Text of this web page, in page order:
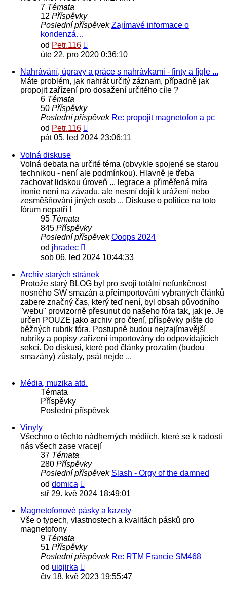
7 Témata
12 Příspěvky
Poslední příspěvek Zajímavé informace o
kondenzá…
od Petr.116
poslední
úte 22. pro 2020 0:36:10
Nahrávání, úpravy a práce s nahrávkami - finty a fígle ...
Máte problém, jak nahrát určitý záznam, případně jak
propojit zařízení pro dosažení určitého cíle ?
6 Témata
50 Příspěvky
Poslední příspěvek Re: propojit magnetofon a pc
od Petr.116
poslední
pát 05. led 2024 23:06:11
Volná diskuse
Volná debata na určité téma (obvykle spojené se starou
technikou - není ale podmínkou). Hlavně je třeba
zachovat lidskou úroveň ... legrace a přiměřená míra
ironie není na závadu, ale nesmí dojít k urážení nebo
zesměšňování jiných osob ... Diskuse o politice na toto
fórum nepatří !
95 Témata
845 Příspěvky
Poslední příspěvek Ooops 2024
od jhradec
poslední
sob 06. led 2024 10:44:33
Archiv starých stránek
Protože starý BLOG byl pro svoji totální nefunkčnost
nosného SW smazán a přeimportování vybraných článků
zabere značný čas, který teď není, byl obsah původního
"webu" provizorně přesunut do našeho fóra tak, jak je. Je
určen POUZE jako archiv pro čtení, příspěvky pište do
běžných rubrik fóra. Postupně budou nejzajímavější
rubriky a popisy zařízení importovány do odpovídajících
sekcí. Do diskusí, které pod články prozatím (budou
smazány) zůstaly, psát nejde ...
Média, muzika atd.
Témata
Příspěvky
Poslední příspěvek
Vinyly
Všechno o těchto nádherných médiích, které se k radosti
nás všech zase vracejí
37 Témata
280 Příspěvky
Poslední příspěvek Slash - Orgy of the damned
od domica
poslední
stř 29. kvě 2024 18:49:01
Magnetofonové pásky a kazety
Vše o typech, vlastnostech a kvalitách pásků pro
magnetofony
9 Témata
51 Příspěvky
Poslední příspěvek Re: RTM Francie SM468
od uiqjirka
poslední
čtv 18. kvě 2023 19:55:47